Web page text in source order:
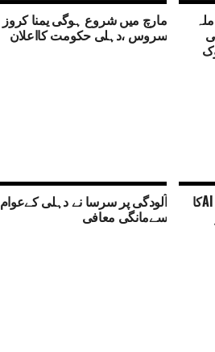
مارچ میں شروع ہوگی یمنا کروز
سروس ،دہلی حکومت کااعلان
آلودگی سےنجات کیلئے حکومت AIکا آلودگی پر سرسا نے دہلی کےعوام
سےمانگی معافی